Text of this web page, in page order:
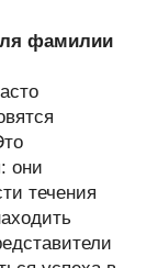
фамилии
они
течения